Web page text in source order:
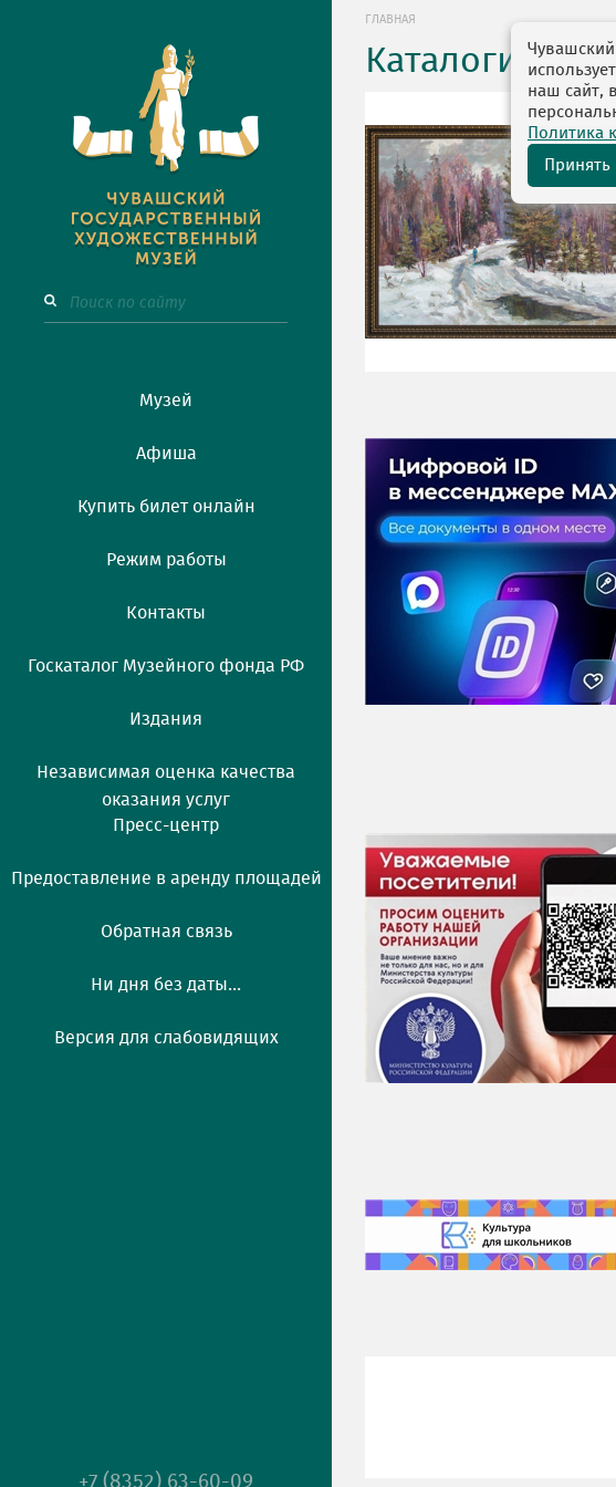
Музей
Афиша
Купить билет онлайн
Режим работы
Контакты
Госкаталог Музейного фонда РФ
Издания
Независимая оценка качества
оказания услуг
Пресс-центр
Предоставление в аренду площадей
Обратная связь
Ни дня без даты...
Версия для слабовидящих
+7 (8352) 63-60-09
ГЛАВНАЯ
Каталоги Чувашский
наш сайт,
Политика
Принять